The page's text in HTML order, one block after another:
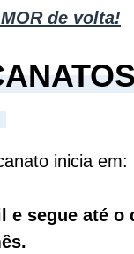
de volta!
inicia em:
e segue até o